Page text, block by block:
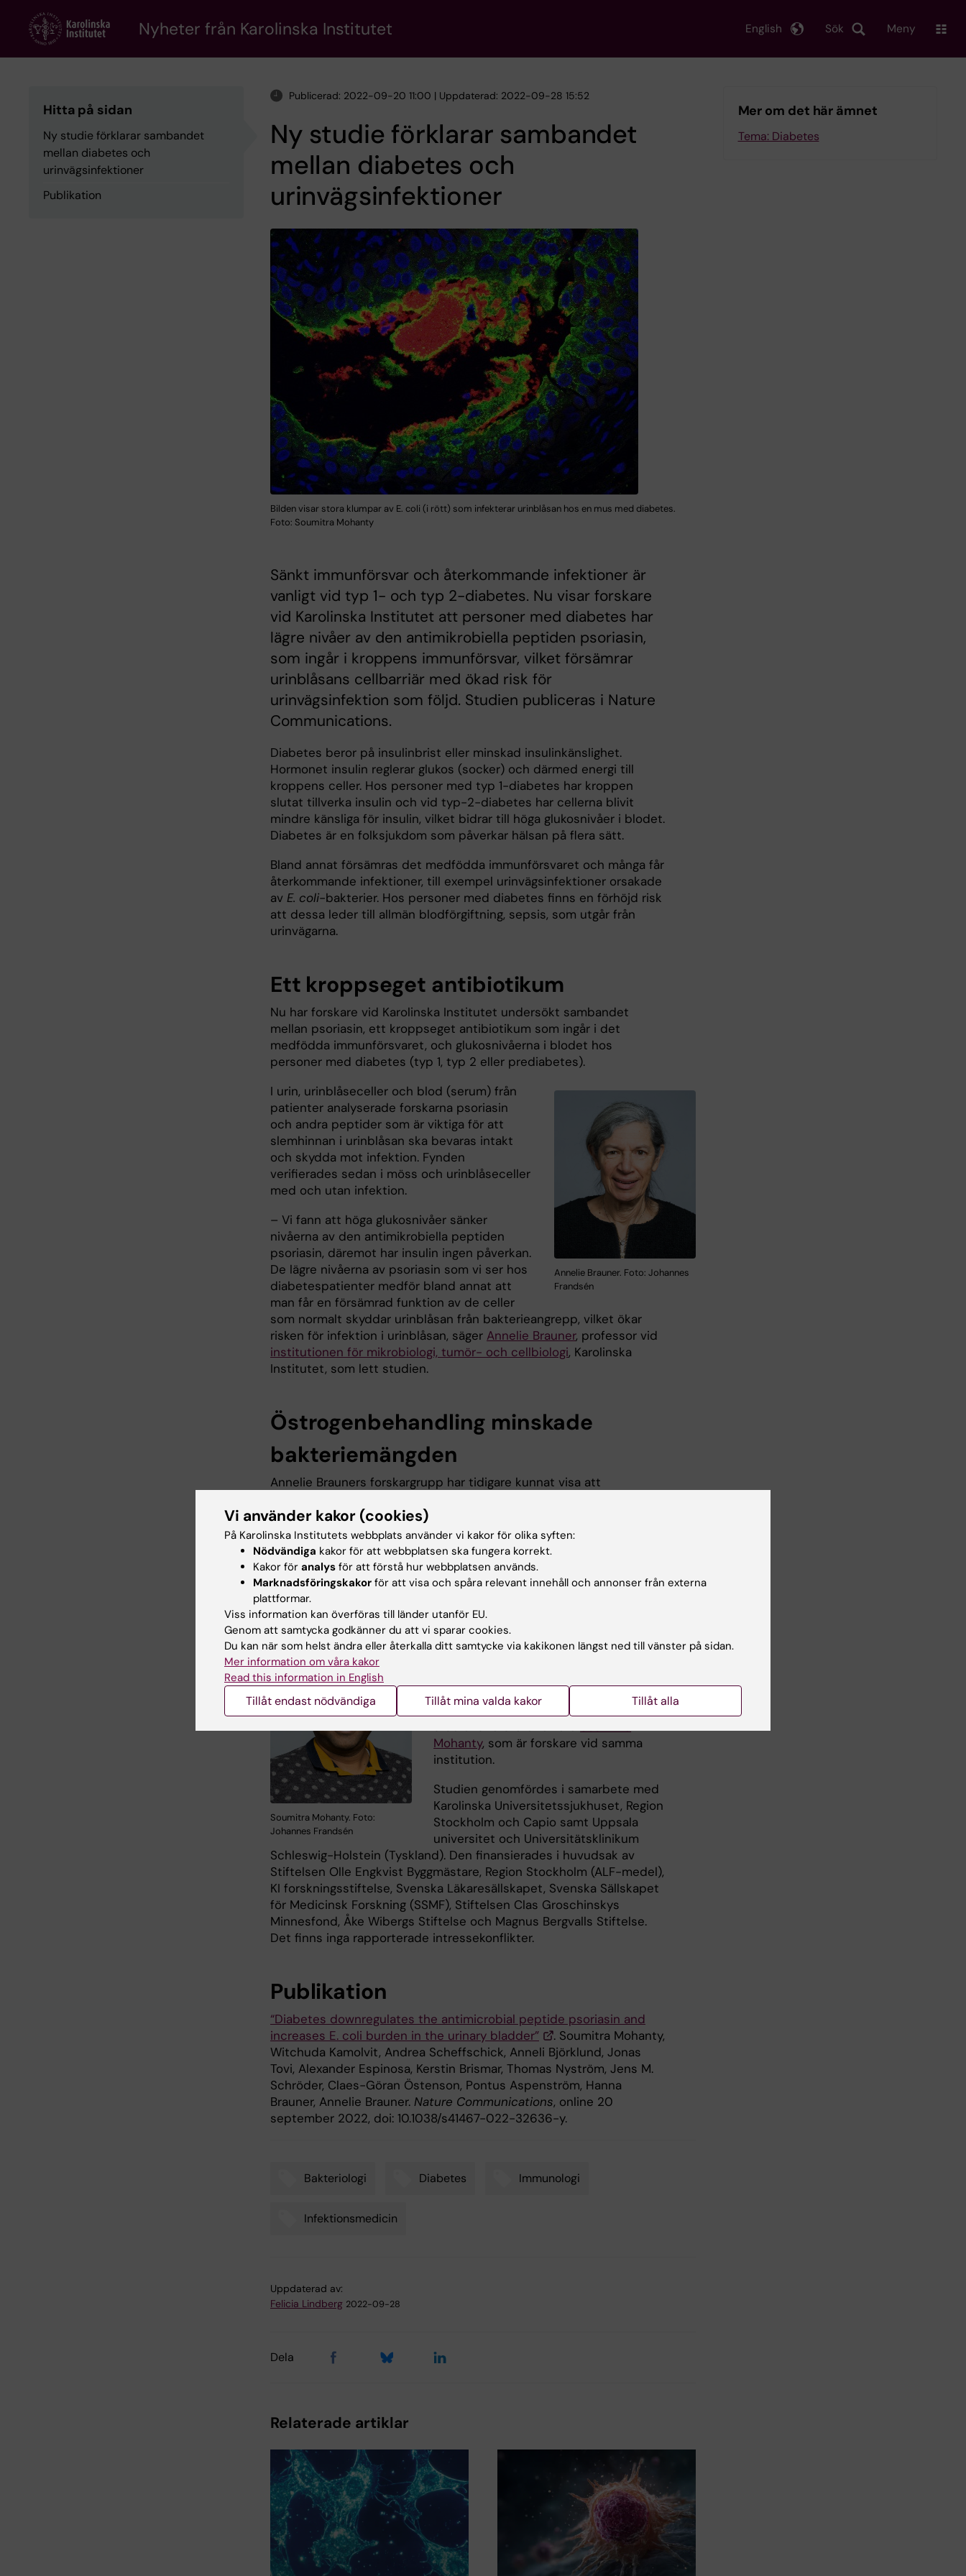
content
Nyheter från Karolinska Institutet Sök
English Meny
Hitta på sidan
Ny studie förklarar sambandet
mellan diabetes och
urinvägsinfektioner
Publikation
Publicerad: 2022-09-20 11:00 | Uppdaterad: 2022-09-28 15:52
Ny studie förklarar sambandet
mellan diabetes och
urinvägsinfektioner
Bilden visar stora klumpar av E. coli (i rött) som infekterar urinblåsan hos en mus med diabetes.
Foto: Soumitra Mohanty
Sänkt immunförsvar och återkommande infektioner är
vanligt vid typ 1- och typ 2-diabetes. Nu visar forskare
vid Karolinska Institutet att personer med diabetes har
lägre nivåer av den antimikrobiella peptiden psoriasin,
som ingår i kroppens immunförsvar, vilket försämrar
urinblåsans cellbarriär med ökad risk för
urinvägsinfektion som följd. Studien publiceras i Nature
Communications.
Diabetes beror på insulinbrist eller minskad insulinkänslighet.
Hormonet insulin reglerar glukos (socker) och därmed energi till
kroppens celler. Hos personer med typ 1-diabetes har kroppen
slutat tillverka insulin och vid typ-2-diabetes har cellerna blivit
mindre känsliga för insulin, vilket bidrar till höga glukosnivåer i blodet.
Diabetes är en folksjukdom som påverkar hälsan på flera sätt.
Bland annat försämras det medfödda immunförsvaret och många får
återkommande infektioner, till exempel urinvägsinfektioner orsakade
av E. coli-bakterier. Hos personer med diabetes finns en förhöjd risk
att dessa leder till allmän blodförgiftning, sepsis, som utgår från
urinvägarna.
Ett kroppseget antibiotikum
Nu har forskare vid Karolinska Institutet undersökt sambandet
mellan psoriasin, ett kroppseget antibiotikum som ingår i det
medfödda immunförsvaret, och glukosnivåerna i blodet hos
personer med diabetes (typ 1, typ 2 eller prediabetes).
Annelie Brauner. Foto: Johannes
Frandsén
I urin, urinblåseceller och blod (serum) från
patienter analyserade forskarna psoriasin
och andra peptider som är viktiga för att
slemhinnan i urinblåsan ska bevaras intakt
och skydda mot infektion. Fynden
verifierades sedan i möss och urinblåseceller
med och utan infektion.
– Vi fann att höga glukosnivåer sänker
nivåerna av den antimikrobiella peptiden
psoriasin, däremot har insulin ingen påverkan.
De lägre nivåerna av psoriasin som vi ser hos
diabetespatienter medför bland annat att
man får en försämrad funktion av de celler
som normalt skyddar urinblåsan från bakterieangrepp, vilket ökar
risken för infektion i urinblåsan, säger Annelie Brauner, professor vid
institutionen för mikrobiologi, tumör- och cellbiologi, Karolinska
Institutet, som lett studien.
Östrogenbehandling minskade
bakteriemängden
Annelie Brauners forskargrupp har tidigare kunnat visa att
funktionhos människor och möss och därmed kan hjälpa till att
reglera immunsvaret vid urinvägsinfektion. Forskarna testade därför
hur östrogenbehandling påverkar infekterade celler som exponerats
för höga glukosnivåer och kunde då visa att behandlingen ökade
psoriasinnivåerna och minskade bakteriemängden, vilket indikerar att
östrogen kan ha effekt även hos patienter med diabetes.
Soumitra Mohanty. Foto:
Johannes Frandsén
– Närmast planerar vi att ytterligare
fördjupa våra studier av underliggande
att minska infektionsrisken hos denna
stora och växande patientgrupp, säger
Mohanty, som är forskare vid samma
institution.
Studien genomfördes i samarbete med
Karolinska Universitetssjukhuset, Region
Stockholm och Capio samt Uppsala
universitet och Universitätsklinikum
Schleswig-Holstein (Tyskland). Den finansierades i huvudsak av
Stiftelsen Olle Engkvist Byggmästare, Region Stockholm (ALF-medel),
KI forskningsstiftelse, Svenska Läkaresällskapet, Svenska Sällskapet
för Medicinsk Forskning (SSMF), Stiftelsen Clas Groschinskys
Minnesfond, Åke Wibergs Stiftelse och Magnus Bergvalls Stiftelse.
Det finns inga rapporterade intressekonflikter.
Publikation
“Diabetes downregulates the antimicrobial peptide psoriasin and
increases E. coli burden in the urinary bladder”
. Soumitra Mohanty,
Witchuda Kamolvit, Andrea Scheffschick, Anneli Björklund, Jonas
Tovi, Alexander Espinosa, Kerstin Brismar, Thomas Nyström, Jens M.
Schröder, Claes-Göran Östenson, Pontus Aspenström, Hanna
Brauner, Annelie Brauner. Nature Communications, online 20
september 2022, doi: 10.1038/s41467-022-32636-y.
Bakteriologi Diabetes Immunologi
Infektionsmedicin
Uppdaterad av:
Felicia Lindberg 2022-09-28
Dela
Relaterade artiklar
Mer om det här ämnet
Tema: Diabetes
Vi använder kakor (cookies)
På Karolinska Institutets webbplats använder vi kakor för olika syften:
Nödvändiga kakor för att webbplatsen ska fungera korrekt.
Kakor för analys för att förstå hur webbplatsen används.
Marknadsföringskakor för att visa och spåra relevant innehåll och annonser från externa
plattformar.
Viss information kan överföras till länder utanför EU.
Genom att samtycka godkänner du att vi sparar cookies.
Du kan när som helst ändra eller återkalla ditt samtycke via kakikonen längst ned till vänster på sidan.
Mer information om våra kakor
Read this information in English
Tillåt endast nödvändiga Tillåt mina valda kakor Tillåt alla